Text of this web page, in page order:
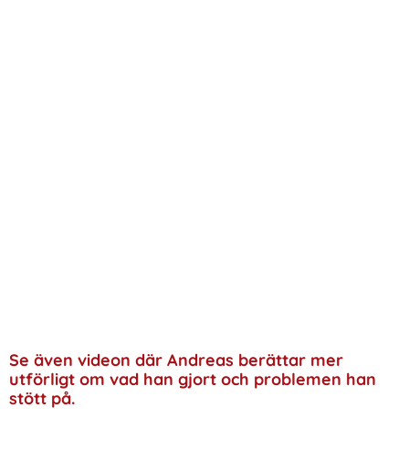
Se även videon där Andreas berättar mer
utförligt om vad han gjort och problemen han
stött på.